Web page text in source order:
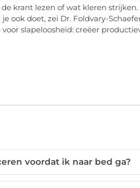
krant lezen of wat kleren
ook doet, zei Dr. Foldvary-
slapeloosheid: creëer
voordat ik naar bed ga?